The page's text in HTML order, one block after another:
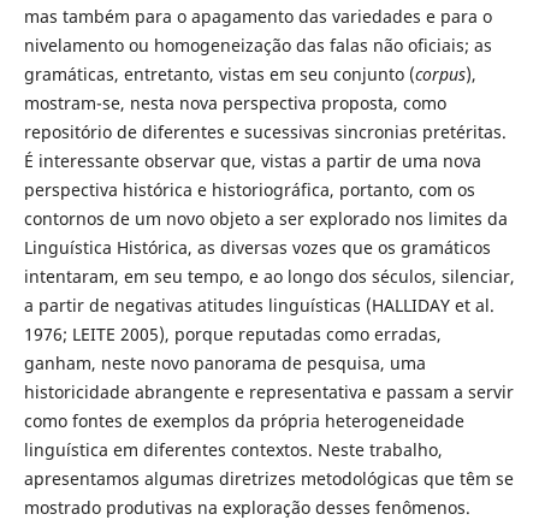
mas também para o apagamento das variedades e para o
nivelamento ou homogeneização das falas não oficiais; as
gramáticas, entretanto, vistas em seu conjunto (corpus),
mostram-se, nesta nova perspectiva proposta, como
repositório de diferentes e sucessivas sincronias pretéritas.
É interessante observar que, vistas a partir de uma nova
perspectiva histórica e historiográfica, portanto, com os
contornos de um novo objeto a ser explorado nos limites da
Linguística Histórica, as diversas vozes que os gramáticos
intentaram, em seu tempo, e ao longo dos séculos, silenciar,
a partir de negativas atitudes linguísticas (HALLIDAY et al.
1976; LEITE 2005), porque reputadas como erradas,
ganham, neste novo panorama de pesquisa, uma
historicidade abrangente e representativa e passam a servir
como fontes de exemplos da própria heterogeneidade
linguística em diferentes contextos. Neste trabalho,
apresentamos algumas diretrizes metodológicas que têm se
mostrado produtivas na exploração desses fenômenos.